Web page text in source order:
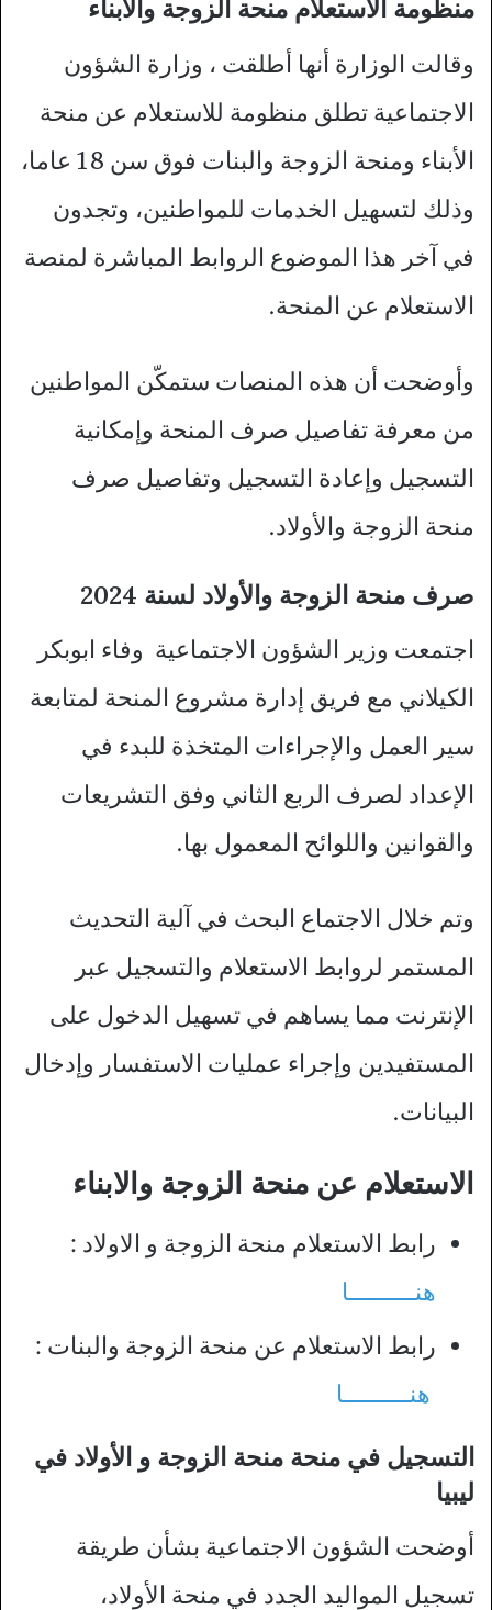
منظومة الاستعلام منحة الزوجة والأبناء
وقالت الوزارة أنها أطلقت ، وزارة الشؤون
الاجتماعية تطلق منظومة للاستعلام عن منحة
الأبناء ومنحة الزوجة والبنات فوق سن 18 عاما،
وذلك لتسهيل الخدمات للمواطنين، وتجدون
في آخر هذا الموضوع الروابط المباشرة لمنصة
الاستعلام عن المنحة.
وأوضحت أن هذه المنصات ستمكّن المواطنين
من معرفة تفاصيل صرف المنحة وإمكانية
التسجيل وإعادة التسجيل وتفاصيل صرف
منحة الزوجة والأولاد.
صرف منحة الزوجة والأولاد لسنة 2024
اجتمعت وزير الشؤون الاجتماعية وفاء ابوبكر
الكيلاني مع فريق إدارة مشروع المنحة لمتابعة
سير العمل والإجراءات المتخذة للبدء في
الإعداد لصرف الربع الثاني وفق التشريعات
والقوانين واللوائح المعمول بها.
وتم خلال الاجتماع البحث في آلية التحديث
المستمر لروابط الاستعلام والتسجيل عبر
الإنترنت مما يساهم في تسهيل الدخول على
المستفيدين وإجراء عمليات الاستفسار وإدخال
البيانات.
الاستعلام عن منحة الزوجة والابناء
رابط الاستعلام منحة الزوجة و الاولاد :
هنــــــــــا
رابط الاستعلام عن منحة الزوجة والبنات :
هنــــــــــا
التسجيل في منحة منحة الزوجة و الأولاد في
ليبيا
أوضحت الشؤون الاجتماعية بشأن طريقة
تسجيل المواليد الجدد في منحة الأولاد،